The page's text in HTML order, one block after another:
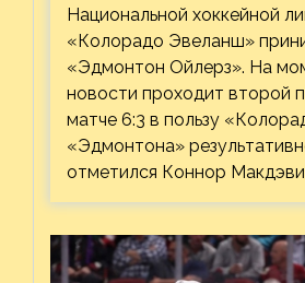
Национальной хоккейной
«Колорадо Эвеланш»
«Эдмонтон Ойлерз». На
новости проходит второй
матче 6:3 в пользу
«Эдмонтона»
отметился Коннор